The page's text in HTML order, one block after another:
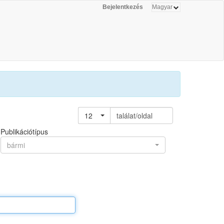
Bejelentkezés
12
találat/oldal
Publikációtípus
bármi